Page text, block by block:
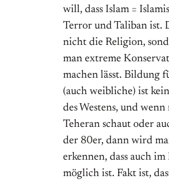
will, dass Islam =
Terror und Taliban ist.
nicht die Religion,
man extreme
machen lässt. Bildung
(auch weibliche) ist
des Westens, und wenn
Teheran schaut oder
der 80er, dann wird
erkennen, dass auch
möglich ist. Fakt ist,